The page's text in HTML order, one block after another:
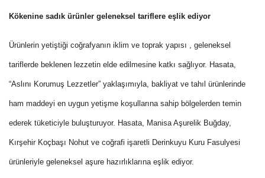
Kökenine sadık ürünler geleneksel tariflere eşlik ediyor
Ürünlerin yetiştiği coğrafyanın iklim ve toprak yapısı , geleneksel
tariflerde beklenen lezzetin elde edilmesine katkı sağlıyor. Hasata,
“Aslını Korumuş Lezzetler” yaklaşımıyla, bakliyat ve tahıl ürünlerinde
ham maddeyi en uygun yetişme koşullarına sahip bölgelerden temin
ederek tüketiciyle buluşturuyor. Hasata, Manisa Aşurelik Buğday,
Kırşehir Koçbaşı Nohut ve coğrafi işaretli Derinkuyu Kuru Fasulyesi
ürünleriyle geleneksel aşure hazırlıklarına eşlik ediyor.